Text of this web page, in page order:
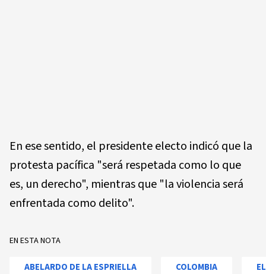
En ese sentido, el presidente electo indicó que la
protesta pacífica "será respetada como lo que
es, un derecho", mientras que "la violencia será
enfrentada como delito".
EN ESTA NOTA
ABELARDO DE LA ESPRIELLA COLOMBIA